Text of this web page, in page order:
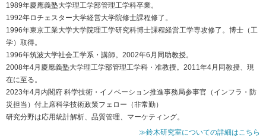
1989年慶應義塾大学理工学部管理工学科卒業。
1992年ロチェスター大学経営大学院修士課程修了。
1996年東京工業大学大学院理工学研究科博士課程経営工学専攻修了。博士（工
学）取得。
1996年筑波大学社会工学系・講師。2002年6月同助教授。
2008年4月慶應義塾大学理工学部管理工学科・准教授。2011年4月同教授、現
在に至る。
2023年4月内閣府 科学技術・イノベーション推進事務局参事官（インフラ・防
災担当）付上席科学技術政策フェロー（非常勤）
研究分野は応用統計解析、品質管理、マーケティング。
≫鈴木研究室についての詳細はこちら